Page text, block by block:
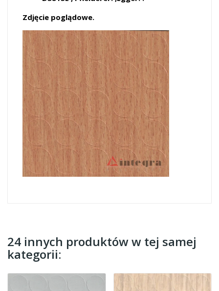
Zdjęcie poglądowe.
24 innych produktów w tej samej
kategorii: